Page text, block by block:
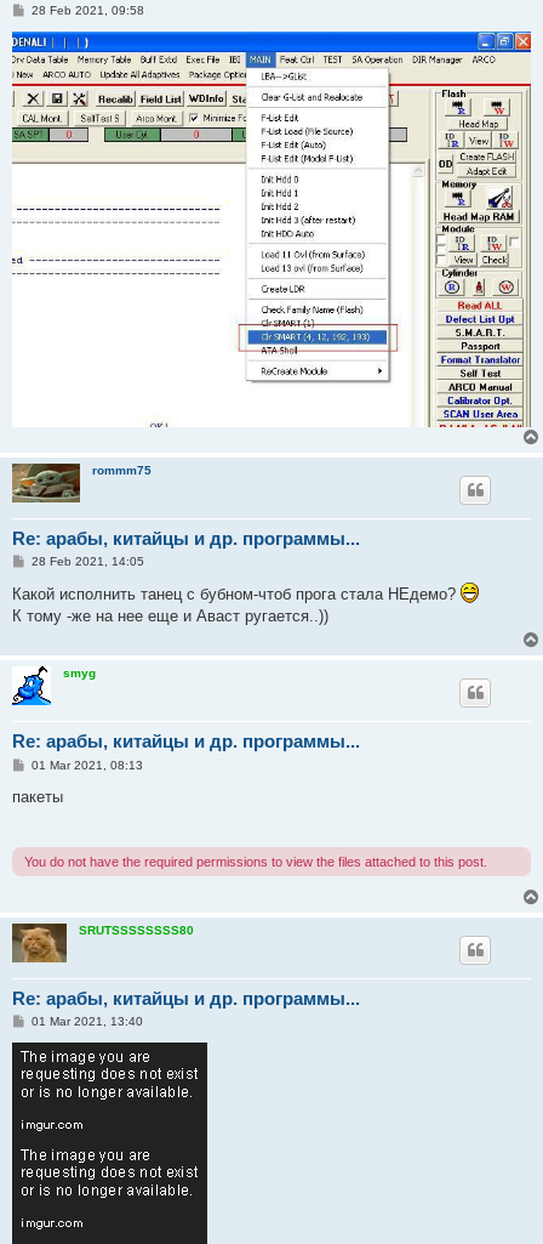
P
s
t
28 Feb 2021, 09:58
rommm75
Re: арабы, китайцы и др. программы...
P
s
t
28 Feb 2021, 14:05
Какой исполнить танец с бубном-чтоб прога стала НЕдемо?
К тому -же на нее еще и Аваст ругается..))
smyg
Re: арабы, китайцы и др. программы...
P
s
01 Mar 2021, 08:13
пакеты
You do not have the required permissions to view the files attached to this post.
SRUTSSSSSSSS80
Re: арабы, китайцы и др. программы...
P
s
01 Mar 2021, 13:40